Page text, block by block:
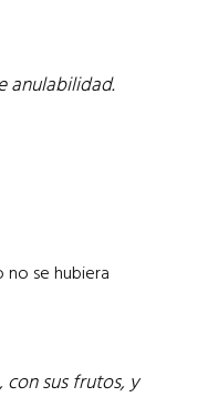
anulabilidad.
se hubiera
sus frutos, y